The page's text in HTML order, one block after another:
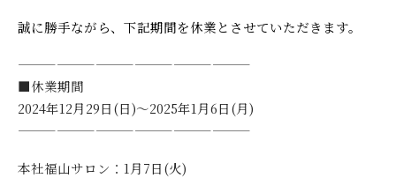
誠に勝手ながら、下記期間を休業とさせていただきます。
——————————————————
■休業期間
2024年12月29日(日)〜2025年1月6日(月)
——————————————————
本社福山サロン：1月7日(火)